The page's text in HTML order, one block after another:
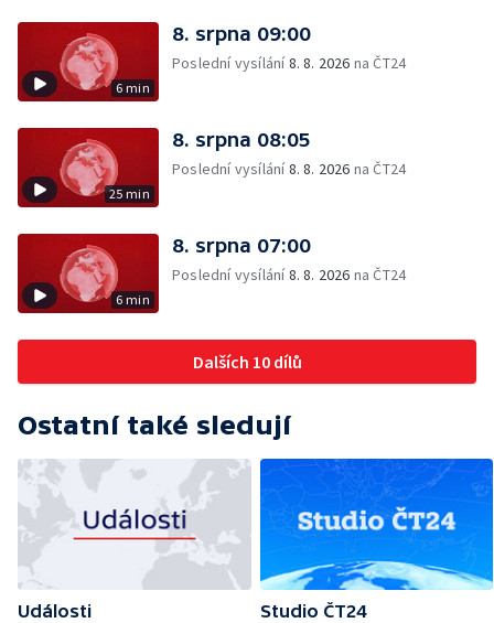
6 min
8. srpna 09:00
Poslední vysílání8. 8. 2026 na ČT24
25 min
8. srpna 08:05
Poslední vysílání8. 8. 2026 na ČT24
6 min
8. srpna 07:00
Poslední vysílání8. 8. 2026 na ČT24
Dalších 10 dílů
Ostatní také sledují
Události
Studio ČT24